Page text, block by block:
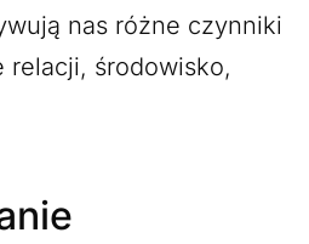
nas różne czynniki
relacji, środowisko,